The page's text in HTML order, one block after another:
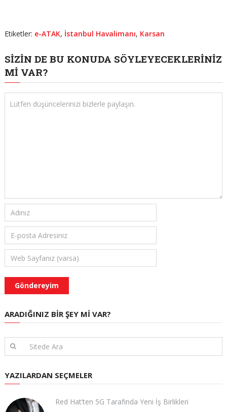
Etiketler: e-ATAK, İstanbul Havalimanı, Karsan
SIZIN DE BU KONUDA SÖYLEYECEKLERINIZ
MI VAR?
ARADIĞINIZ BIR ŞEY MI VAR?
YAZILARDAN SEÇMELER
Red Hat’ten 5G Tarafında Yeni İş Birlikleri